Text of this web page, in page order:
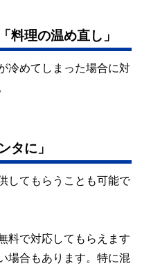
料理の温め直し」
冷めてしまった場合に対
タに」
してもらうことも可能で
料で対応してもらえます
場合もあります。特に混